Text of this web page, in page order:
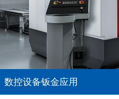
数控设备钣金应用